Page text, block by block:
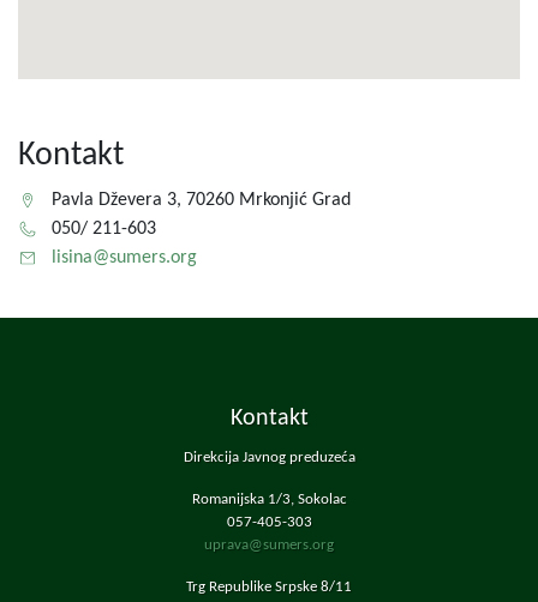
Kontakt
Pavla Dževera 3, 70260 Mrkonjić Grad
050/ 211-603
lisina@sumers.org
Kontakt
Direkcija Javnog preduzeća
Romanijska 1/3, Sokolac
057-405-303
uprava@sumers.org
Trg Republike Srpske 8/11